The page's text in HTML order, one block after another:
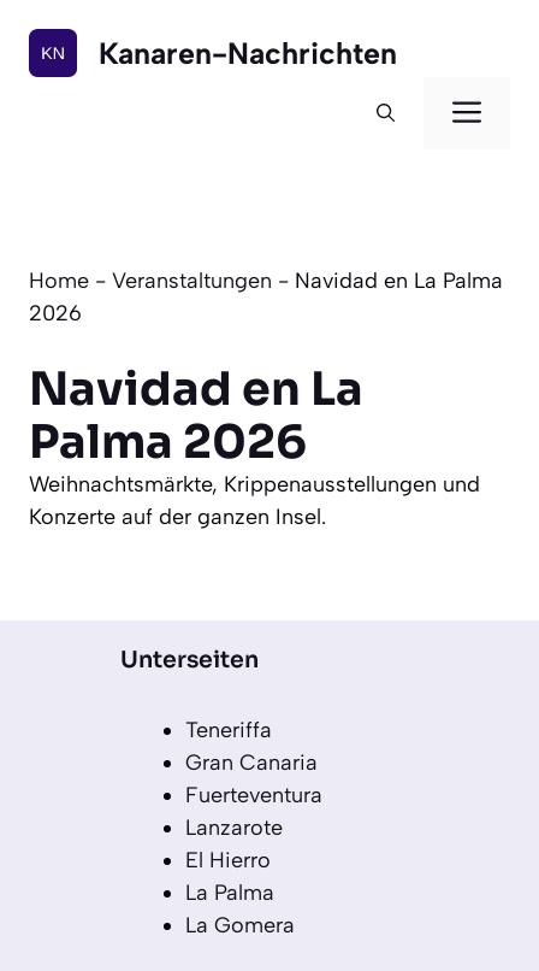
Inhalt
springen
Kanaren-Nachrichten
Home - Veranstaltungen - Navidad en La Palma
2026
Navidad en La
Palma 2026
Weihnachtsmärkte, Krippenausstellungen und
Konzerte auf der ganzen Insel.
Unterseiten
Teneriffa
Gran Canaria
Fuerteventura
Lanzarote
El Hierro
La Palma
La Gomera